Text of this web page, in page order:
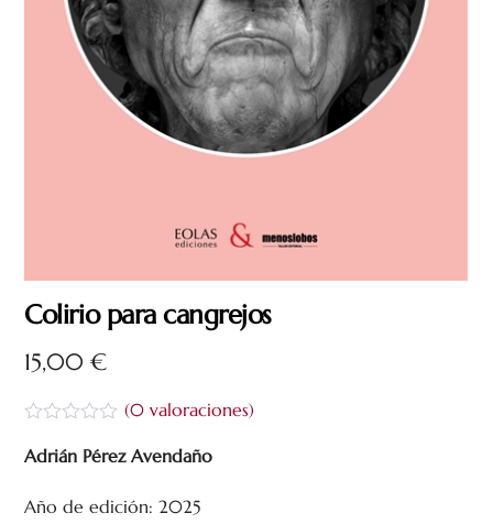
Colirio para cangrejos
15,00€
a
r
(0valoraciones)
Adrián Pérez Avendaño
Año de edición: 2025